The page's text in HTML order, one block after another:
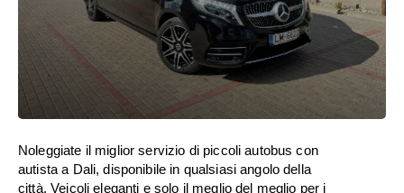
Noleggiate il miglior servizio di piccoli autobus con
autista a Dali, disponibile in qualsiasi angolo della
città. Veicoli eleganti e solo il meglio del meglio per i